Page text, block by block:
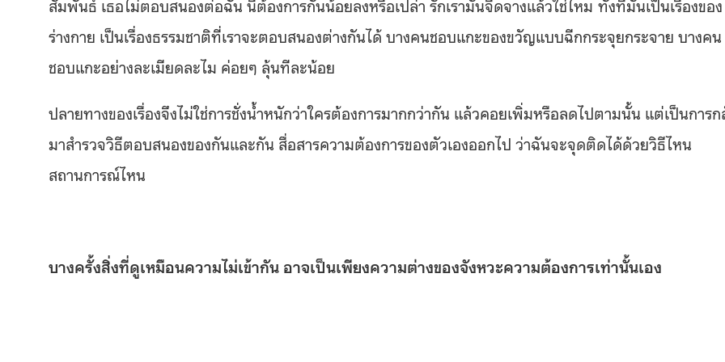
สัมพันธ์ เธอไม่ตอบสนองต่อฉัน นี่ต้องการกันน้อยลงหรือเปล่า รักเรามันจืดจางแล้วใช่ไหม ทั้งที่มันเป็นเรื่องของ
ร่างกาย เป็นเรื่องธรรมชาติที่เราจะตอบสนองต่างกันได้ บางคนชอบแกะของขวัญแบบฉีกกระจุยกระจาย บางคน
ชอบแกะอย่างละเมียดละไม ค่อยๆ ลุ้นทีละน้อย
ปลายทางของเรื่องจึงไม่ใช่การชั่งน้ำหนักว่าใครต้องการมากกว่ากัน แล้วคอยเพิ่มหรือลดไปตามนั้น แต่เป็นการ
มาสำรวจวิธีตอบสนองของกันและกัน สื่อสารความต้องการของตัวเองออกไป ว่าฉันจะจุดติดได้ด้วยวิธีไหน
สถานการณ์ไหน
บางครั้งสิ่งที่ดูเหมือนความไม่เข้ากัน อาจเป็นเพียงความต่างของจังหวะความต้องการเท่านั้นเอง